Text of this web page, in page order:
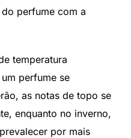
perfume com a
temperatura
perfume se
as notas de topo se
enquanto no inverno,
por mais